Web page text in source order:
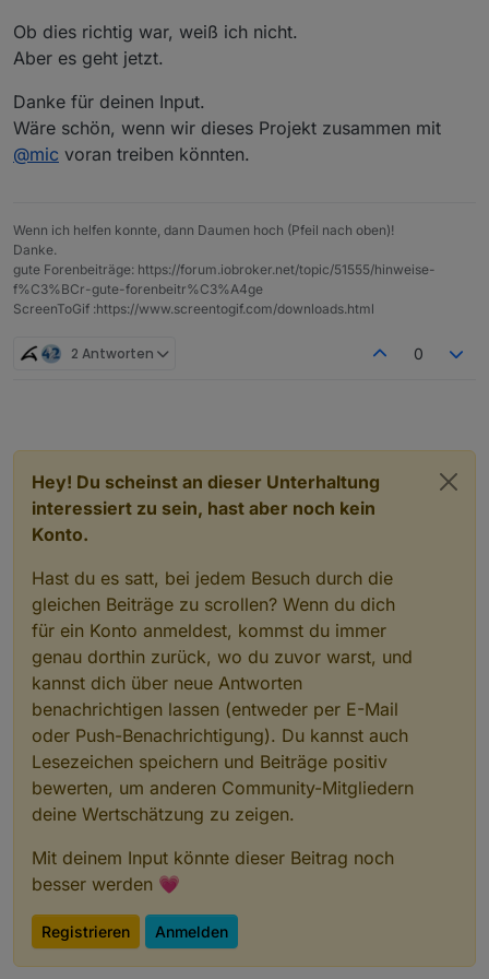
mfg
Dieter
Ob dies richtig war, weiß ich nicht.
Aber es geht jetzt.
Danke für deinen Input.
Wäre schön, wenn wir dieses Projekt zusammen mit
@mic voran treiben könnten.
Wenn ich helfen konnte, dann Daumen hoch (Pfeil nach oben)!
Danke.
gute Forenbeiträge: https://forum.iobroker.net/topic/51555/hinweise-
f%C3%BCr-gute-forenbeitr%C3%A4ge
ScreenToGif :https://www.screentogif.com/downloads.html
2 Antworten 0
Hey! Du scheinst an dieser Unterhaltung
interessiert zu sein, hast aber noch kein
Konto.
Hast du es satt, bei jedem Besuch durch die
gleichen Beiträge zu scrollen? Wenn du dich
für ein Konto anmeldest, kommst du immer
genau dorthin zurück, wo du zuvor warst, und
kannst dich über neue Antworten
benachrichtigen lassen (entweder per E-Mail
oder Push-Benachrichtigung). Du kannst auch
Lesezeichen speichern und Beiträge positiv
bewerten, um anderen Community-Mitgliedern
deine Wertschätzung zu zeigen.
Mit deinem Input könnte dieser Beitrag noch
besser werden 💗
Registrieren Anmelden